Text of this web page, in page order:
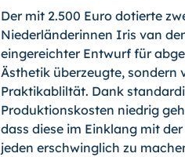
Der mit 2.500 Euro dotierte
Niederländerinnen Iris van
eingereichter Entwurf für
Ästhetik überzeugte, sondern
Praktikabliltät. Dank
Produktionskosten niedrig
dass diese im Einklang mit
jeden erschwinglich zu